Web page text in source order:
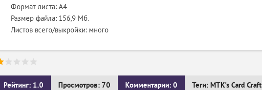
Формат листа: А4
Размер файла: 156,9 Мб.
Листов всего/выкройки: много
Рейтинг: 1.0 Просмотров: 70 Комментарии: 0 Теги: MTK's Card Craft